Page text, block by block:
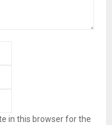
in this browser for the